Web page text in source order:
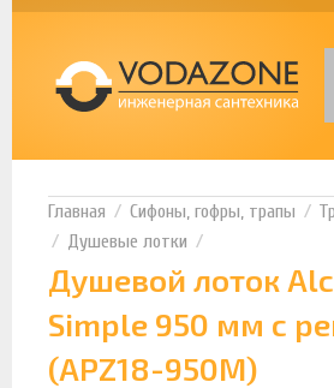
Сифоны, гофры, трапы
Душевые лотки
Душевой лоток
Simple 950 мм с
(APZ18-950M)